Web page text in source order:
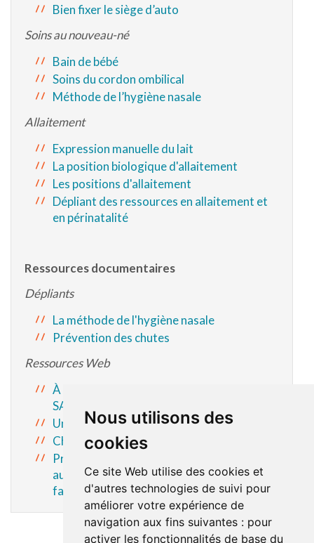
Nous utilisons des
cookies
Ce site Web utilise des cookies et
d'autres technologies de suivi pour
améliorer votre expérience de
navigation aux fins suivantes : pour
activer les fonctionnalités de base du
Bien fixer le siège d’auto
Soins au nouveau-né
Bain de bébé
Soins du cordon ombilical
Méthode de l’hygiène nasale
Allaitement
Expression manuelle du lait
La position biologique d'allaitement
Les positions d'allaitement
Dépliant des ressources en allaitement et
en périnatalité
Ressources documentaires
Dépliants
La méthode de l'hygiène nasale
Prévention des chutes
Ressources Web
À chaque âge son siège et sa ceinture -
SAAQ (gouv.qc.ca)
Une naissance, un livre
Charte des soins de maternité respectueux
Principes directeurs des soins à la mère et
au nouveau-né dans une perspective
familiale